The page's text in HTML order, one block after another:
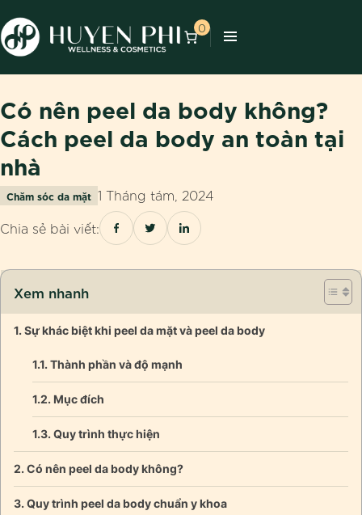
0
Có nên peel da body không?
Cách peel da body an toàn tại
nhà
Chăm sóc da mặt 1 Tháng tám, 2024
Chia sẻ bài viết:
Xem nhanh
Sự khác biệt khi peel da mặt và peel da body
Thành phần và độ mạnh
Mục đích
Quy trình thực hiện
Có nên peel da body không?
Quy trình peel da body chuẩn y khoa